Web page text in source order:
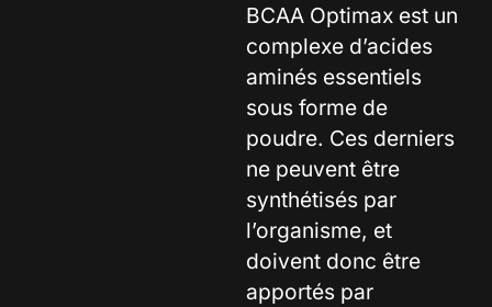
BCAA Optimax est un
complexe d’acides
aminés essentiels
sous forme de
poudre. Ces derniers
ne peuvent être
synthétisés par
l’organisme, et
doivent donc être
apportés par